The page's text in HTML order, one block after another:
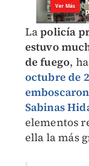
Lapolicía
estuvo
de fuego,
octubre de
Sabinas
elementos
ella la más